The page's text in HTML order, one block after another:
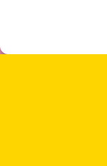
OF VOLG